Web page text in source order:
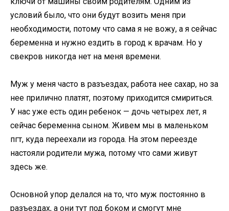
условий было, что они будут возить меня при
необходимости, потому что сама я не вожу, а я сейчас
беременна и нужно ездить в город к врачам. Но у
свекров никогда нет на меня времени.
Муж у меня часто в разъездах, работа нее сахар, но за
нее прилично платят, поэтому приходится смириться.
У нас уже есть один ребенок — дочь четырех лет, я
сейчас беременна сыном. Живем мы в маленьком
пгт, куда переехали из города. На этом переезде
настояли родители мужа, потому что сами живут
здесь же.
Основной упор делался на то, что муж постоянно в
разъездах, а они тут под боком и смогут мне